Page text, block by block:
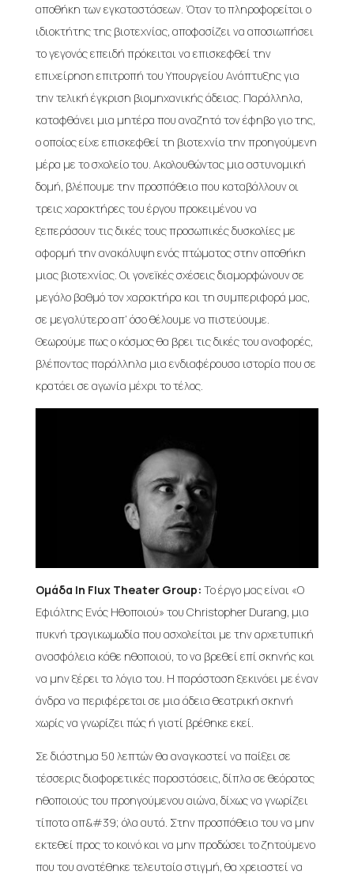
αποθήκη των εγκαταστάσεων. Όταν το πληροφορείται ο
ιδιοκτήτης της βιοτεχνίας, αποφασίζει να αποσιωπήσει
το γεγονός επειδή πρόκειται να επισκεφθεί την
επιχείρηση επιτροπή του Υπουργείου Ανάπτυξης για
την τελική έγκριση βιομηχανικής άδειας. Παράλληλα,
καταφθάνει μια μητέρα που αναζητά τον έφηβο γιο της,
ο οποίος είχε επισκεφθεί τη βιοτεχνία την προηγούμενη
μέρα με το σχολείο του. Ακολουθώντας μια αστυνομική
δομή, βλέπουμε την προσπάθεια που καταβάλλουν οι
τρεις χαρακτήρες του έργου προκειμένου να
ξεπεράσουν τις δικές τους προσωπικές δυσκολίες με
αφορμή την ανακάλυψη ενός πτώματος στην αποθήκη
μιας βιοτεχνίας. Οι γονεïκές σχέσεις διαμορφώνουν σε
μεγάλο βαθμό τον χαρακτήρα και τη συμπεριφορά μας,
σε μεγαλύτερο απ’ όσο θέλουμε να πιστεύουμε.
Θεωρούμε πως ο κόσμος θα βρει τις δικές του αναφορές,
βλέποντας παράλληλα μια ενδιαφέρουσα ιστορία που σε
κρατάει σε αγωνία μέχρι το τέλος.
Ομάδα In Flux Theater Group: Το έργο μας είναι «Ο
Εφιάλτης Ενός Ηθοποιού» του Christopher Durang, μια
πυκνή τραγικωμωδία που ασχολείται με την αρχετυπική
ανασφάλεια κάθε ηθοποιού, το να βρεθεί επί σκηνής και
να μην ξέρει τα λόγια του. Η παράσταση ξεκινάει με έναν
άνδρα να περιφέρεται σε μια άδεια θεατρική σκηνή
χωρίς να γνωρίζει πώς ή γιατί βρέθηκε εκεί.
Σε διάστημα 50 λεπτών θα αναγκαστεί να παίξει σε
τέσσερις διαφορετικές παραστάσεις, δίπλα σε θεόρατος
ηθοποιούς του προηγούμενου αιώνα, δίχως να γνωρίζει
τίποτα απ&#39; όλα αυτά. Στην προσπάθεια του να μην
εκτεθεί προς το κοινό και να μην προδώσει το ζητούμενο
που του ανατέθηκε τελευταία στιγμή, θα χρειαστεί να